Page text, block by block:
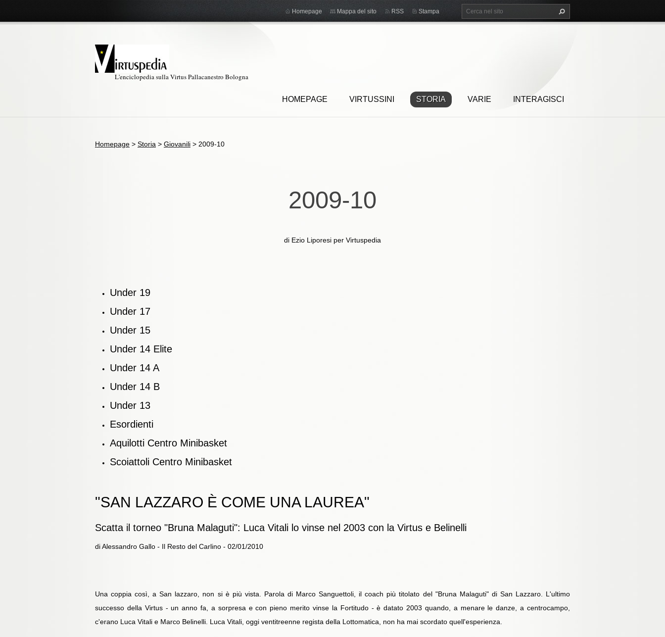
L'enciclopedia sulla Virtus Pallacanestro Bologna
HOMEPAGE VIRTUSSINI STORIA VARIE INTERAGISCI
Homepage Mappa del sito RSS Stampa
Homepage > Storia > Giovanili > 2009-10
2009-10
di Ezio Liporesi per Virtuspedia
Under 19
Under 17
Under 15
Under 14 Elite
Under 14 A
Under 14 B
Under 13
Esordienti
Aquilotti Centro Minibasket
Scoiattoli Centro Minibasket
"SAN LAZZARO È COME UNA LAUREA"
Scatta il torneo "Bruna Malaguti": Luca Vitali lo vinse nel 2003 con la Virtus e Belinelli
di Alessandro Gallo - Il Resto del Carlino - 02/01/2010
Una coppia così, a San lazzaro, non si è più vista. Parola di Marco Sanguettoli, il coach più titolato del "Bruna Malaguti" di San Lazzaro. L'ultimo
successo della Virtus - un anno fa, a sorpresa e con pieno merito vinse la Fortitudo - è datato 2003 quando, a menare le danze, a centrocampo,
c'erano Luca Vitali e Marco Belinelli. Luca Vitali, oggi ventitreenne regista della Lottomatica, non ha mai scordato quell'esperienza.